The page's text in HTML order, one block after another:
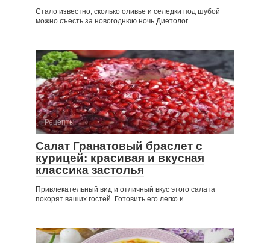
Стало известно, сколько оливье и селедки под шубой
можно съесть за новогоднюю ночь Диетолог
Рецепты
Салат Гранатовый браслет с
курицей: красивая и вкусная
классика застолья
Привлекательный вид и отличный вкус этого салата
покорят ваших гостей. Готовить его легко и